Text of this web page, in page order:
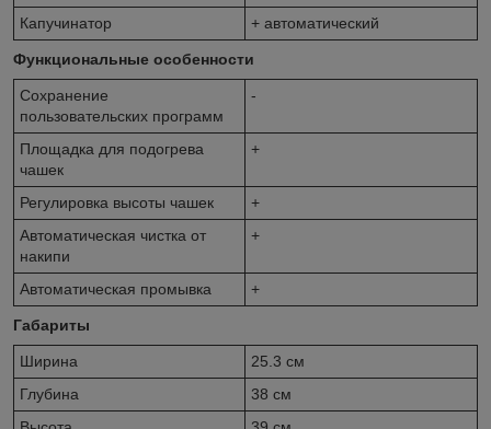
Капучинатор
+ автоматический
Функциональные особенности
Сохранение
пользовательских программ
-
Площадка для подогрева
чашек
+
Регулировка высоты чашек
+
Автоматическая чистка от
накипи
+
Автоматическая промывка +
Габариты
Ширина
25.3 см
Глубина
38 см